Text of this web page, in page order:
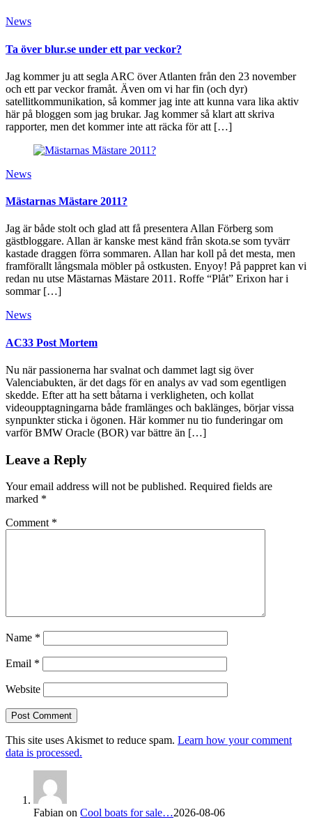
News
Ta över blur.se under ett par veckor?
Jag kommer ju att segla ARC över Atlanten från den 23 november
och ett par veckor framåt. Även om vi har fin (och dyr)
satellitkommunikation, så kommer jag inte att kunna vara lika aktiv
här på bloggen som jag brukar. Jag kommer så klart att skriva
rapporter, men det kommer inte att räcka för att […]
News
Mästarnas Mästare 2011?
Jag är både stolt och glad att få presentera Allan Förberg som
gästbloggare. Allan är kanske mest känd från skota.se som tyvärr
kastade draggen förra sommaren. Allan har koll på det mesta, men
framförallt långsmala möbler på ostkusten. Enyoy! På pappret kan vi
redan nu utse Mästarnas Mästare 2011. Roffe “Plåt” Erixon har i
sommar […]
News
AC33 Post Mortem
Nu när passionerna har svalnat och dammet lagt sig över
Valenciabukten, är det dags för en analys av vad som egentligen
skedde. Efter att ha sett båtarna i verkligheten, och kollat
videoupptagningarna både framlänges och baklänges, börjar vissa
synpunkter sticka i ögonen. Här kommer nu tio funderingar om
varför BMW Oracle (BOR) var bättre än […]
Leave a Reply
Your email address will not be published. Required fields are
marked *
Comment *
Name *
Email *
Website
This site uses Akismet to reduce spam. Learn how your comment
data is processed.
Fabian on Cool boats for sale…2026-08-06